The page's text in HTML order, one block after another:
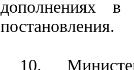
дополнениях в
постановления.
10.